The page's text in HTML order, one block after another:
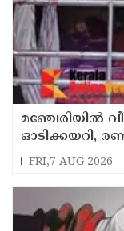
മഞ്ചേരിയിൽ
ഓടിക്കയറി,
തലനാരിഴക്ക്
FRI,7 AUG 2026